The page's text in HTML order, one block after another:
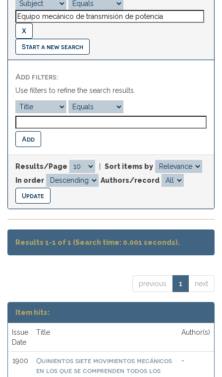
Start a new search
Add filters:
Use filters to refine the search results.
Results/Page
Sort items by
In order
Authors/record
Results 1-1 of 1 (Search time: 0.001 seconds).
previous 1 next
Item hits:
Issue
Date
Title Author(s)
1900
Quinientos siete movimientos mecánicos
en los que se comprenden todos los
-